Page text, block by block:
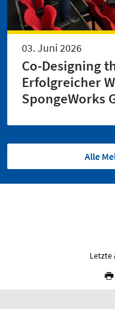
03. Juni 2026
Co-Designing
Erfolgreicher
SpongeWorks
Alle
Letzte